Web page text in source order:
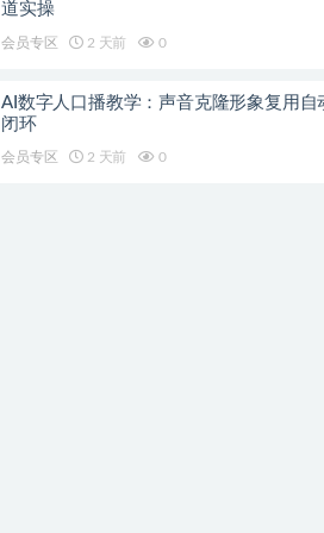
道实操
会员专区 2 天前 0
AI数字人口播教学：声音克隆形象复用自
闭环
会员专区 2 天前 0